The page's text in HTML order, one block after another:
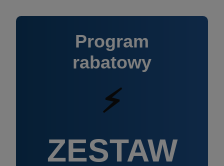
Program
rabatowy
⚡
ZESTAW